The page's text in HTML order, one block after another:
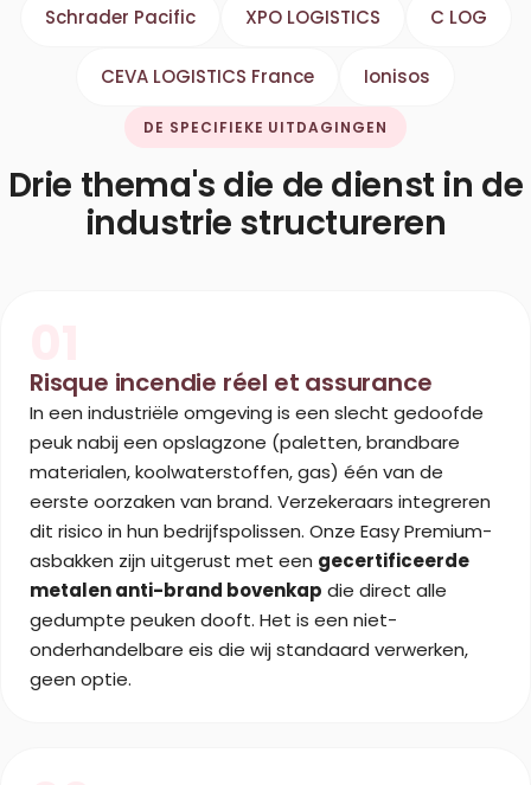
Schrader Pacific XPO LOGISTICS C LOG
CEVA LOGISTICS France Ionisos
DE SPECIFIEKE UITDAGINGEN
Drie thema's die de dienst in de
industrie structureren
Risque incendie réel et assurance
In een industriële omgeving is een slecht gedoofde
peuk nabij een opslagzone (paletten, brandbare
materialen, koolwaterstoffen, gas) één van de
eerste oorzaken van brand. Verzekeraars integreren
dit risico in hun bedrijfspolissen. Onze Easy Premium-
asbakken zijn uitgerust met een gecertificeerde
metalen anti-brand bovenkap die direct alle
gedumpte peuken dooft. Het is een niet-
onderhandelbare eis die wij standaard verwerken,
geen optie.